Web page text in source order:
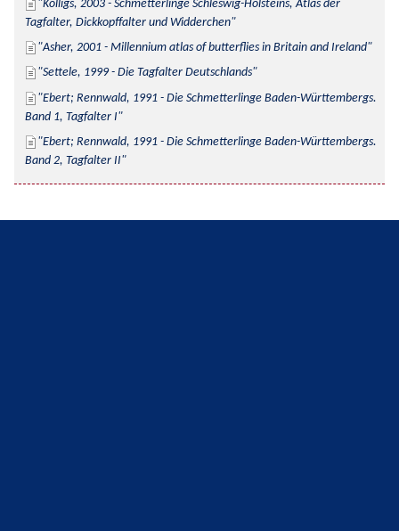
Kolligs, 2003 - Schmetterlinge Schleswig-Holsteins, Atlas der
Tagfalter, Dickkopffalter und Widderchen
Asher, 2001 - Millennium atlas of butterflies in Britain and Ireland
Settele, 1999 - Die Tagfalter Deutschlands
Ebert; Rennwald, 1991 - Die Schmetterlinge Baden-Württembergs.
Band 1, Tagfalter I
Ebert; Rennwald, 1991 - Die Schmetterlinge Baden-Württembergs.
Band 2, Tagfalter II